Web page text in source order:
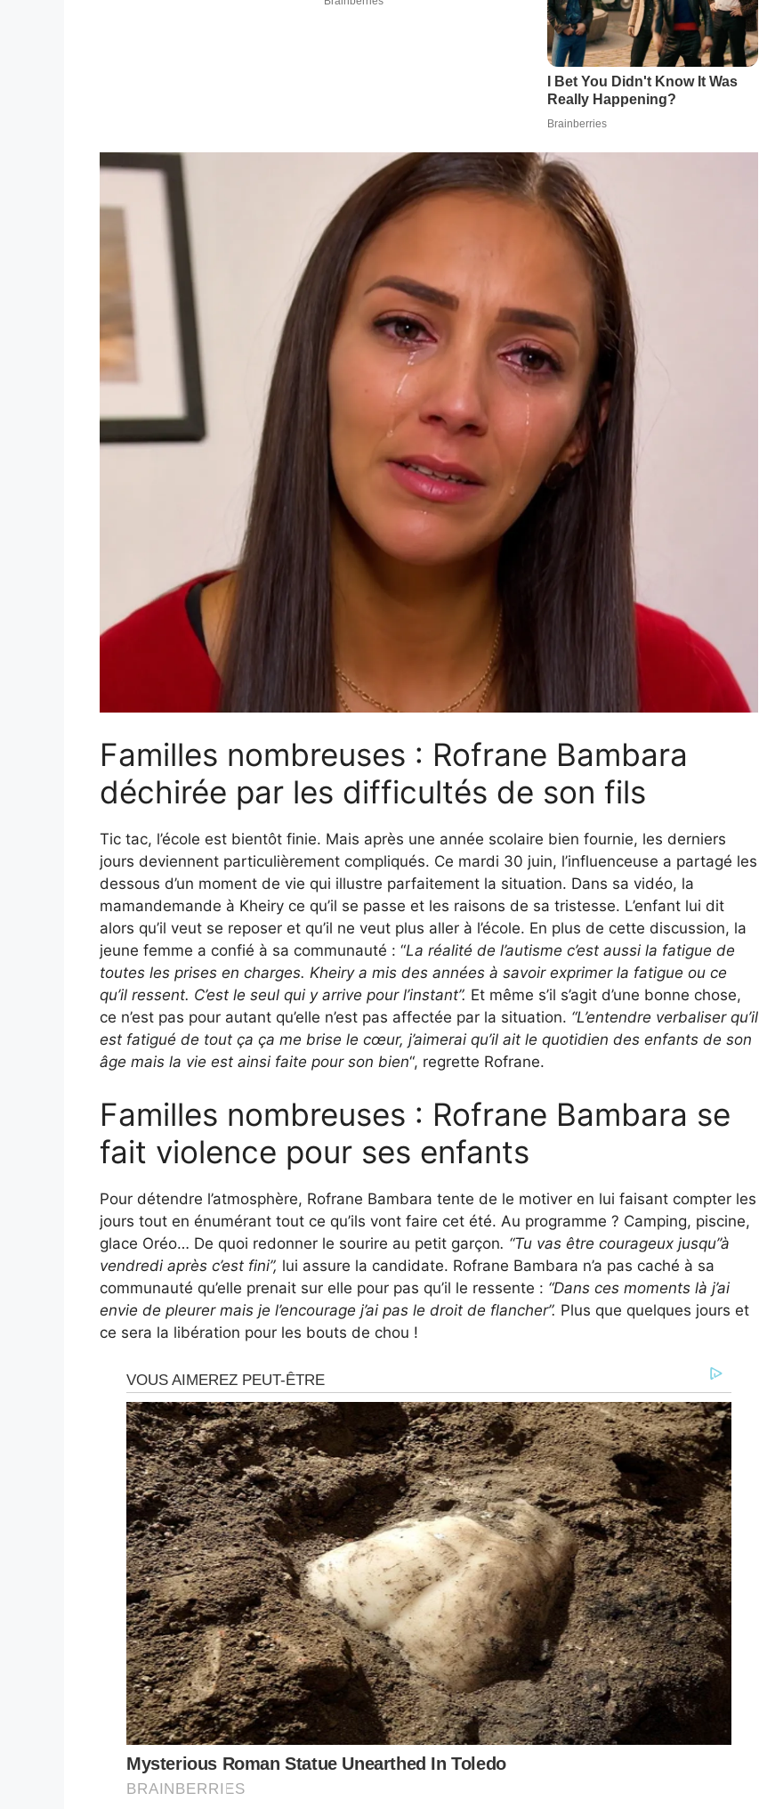
Familles nombreuses : Rofrane Bambara
déchirée par les difficultés de son fils
Tic tac, l’école est bientôt finie. Mais après une année scolaire bien fournie, les derniers
jours deviennent particulièrement compliqués. Ce mardi 30 juin, l’influenceuse a partagé les
dessous d’un moment de vie qui illustre parfaitement la situation. Dans sa vidéo, la
mamandemande à Kheiry ce qu’il se passe et les raisons de sa tristesse. L’enfant lui dit
alors qu’il veut se reposer et qu’il ne veut plus aller à l’école. En plus de cette discussion, la
jeune femme a confié à sa communauté : “La réalité de l’autisme c’est aussi la fatigue de
toutes les prises en charges. Kheiry a mis des années à savoir exprimer la fatigue ou ce
qu’il ressent. C’est le seul qui y arrive pour l’instant”. Et même s’il s’agit d’une bonne chose,
ce n’est pas pour autant qu’elle n’est pas affectée par la situation. “L’entendre verbaliser qu’il
est fatigué de tout ça ça me brise le cœur, j’aimerai qu’il ait le quotidien des enfants de son
âge mais la vie est ainsi faite pour son bien“, regrette Rofrane.
Familles nombreuses : Rofrane Bambara se
fait violence pour ses enfants
Pour détendre l’atmosphère, Rofrane Bambara tente de le motiver en lui faisant compter les
jours tout en énumérant tout ce qu’ils vont faire cet été. Au programme ? Camping, piscine,
glace Oréo… De quoi redonner le sourire au petit garçon. “Tu vas être courageux jusqu’’à
vendredi après c’est fini”, lui assure la candidate. Rofrane Bambara n’a pas caché à sa
communauté qu’elle prenait sur elle pour pas qu’il le ressente : “Dans ces moments là j’ai
envie de pleurer mais je l’encourage j’ai pas le droit de flancher”. Plus que quelques jours et
ce sera la libération pour les bouts de chou !